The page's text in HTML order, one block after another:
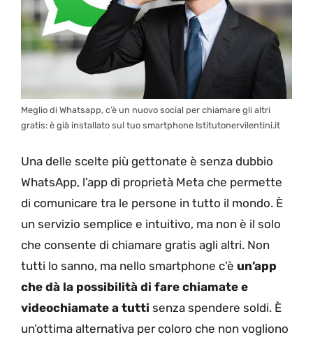
Meglio di Whatsapp, c’è un nuovo social per chiamare gli altri
gratis: è già installato sul tuo smartphone Istitutonervilentini.it
Una delle scelte più gettonate è senza dubbio
WhatsApp, l’app di proprietà Meta che permette
di comunicare tra le persone in tutto il mondo. È
un servizio semplice e intuitivo, ma non è il solo
che consente di chiamare gratis agli altri. Non
tutti lo sanno, ma nello smartphone c’è un’app
che dà la possibilità di fare chiamate e
videochiamate a tutti senza spendere soldi. È
un’ottima alternativa per coloro che non vogliono